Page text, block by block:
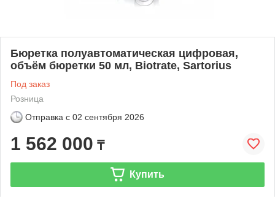
Бюретка полуавтоматическая цифровая,
объём бюретки 50 мл, Biotrate, Sartorius
Под заказ
Розница
Отправка с 02 сентября 2026
1 562 000 ₸
Купить